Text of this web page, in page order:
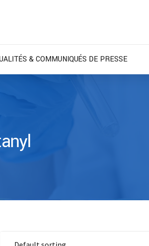
& COMMUNIQUÉS DE PRESSE